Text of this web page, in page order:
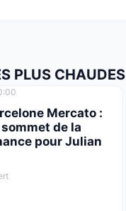
PLUS CHAUDES
Mercato :
de la
pour Julian